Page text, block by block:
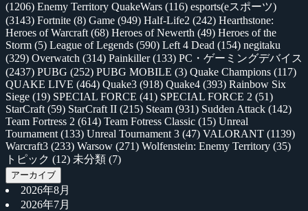
(1206) Enemy Territory QuakeWars (116) esports(eスポーツ)
(3143) Fortnite (8) Game (949) Half-Life2 (242) Hearthstone:
Heroes of Warcraft (68) Heroes of Newerth (49) Heroes of the
Storm (5) League of Legends (590) Left 4 Dead (154) negitaku
(329) Overwatch (314) Painkiller(133) PC・ゲーミングデバイス
(2437) PUBG (252) PUBG MOBILE (3) Quake Champions (117)
QUAKE LIVE (464) Quake3 (918) Quake4 (393) Rainbow Six
Siege (19) SPECIAL FORCE (41) SPECIAL FORCE 2 (51)
StarCraft (59) StarCraft II (215) Steam (931) Sudden Attack (142)
Team Fortress 2 (614) Team Fotress Classic (15) Unreal
Tournament (133) Unreal Tournament 3 (47) VALORANT (1139)
Warcraft3 (233) Warsow (271) Wolfenstein: Enemy Territory (35)
トピック (12) 未分類 (7)
アーカイブ
2026年8月
2026年7月